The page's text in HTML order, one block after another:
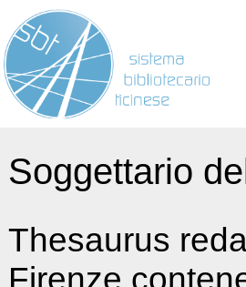
Soggettario
Thesaurus
Firenze